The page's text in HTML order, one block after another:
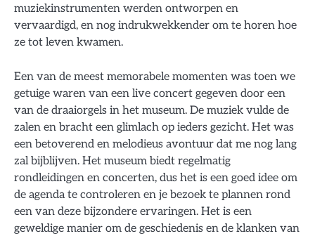
muziekinstrumenten werden ontworpen en
vervaardigd, en nog indrukwekkender om te horen hoe
ze tot leven kwamen.
Een van de meest memorabele momenten was toen we
getuige waren van een live concert gegeven door een
van de draaiorgels in het museum. De muziek vulde de
zalen en bracht een glimlach op ieders gezicht. Het was
een betoverend en melodieus avontuur dat me nog lang
zal bijblijven. Het museum biedt regelmatig
rondleidingen en concerten, dus het is een goed idee om
de agenda te controleren en je bezoek te plannen rond
een van deze bijzondere ervaringen. Het is een
geweldige manier om de geschiedenis en de klanken van